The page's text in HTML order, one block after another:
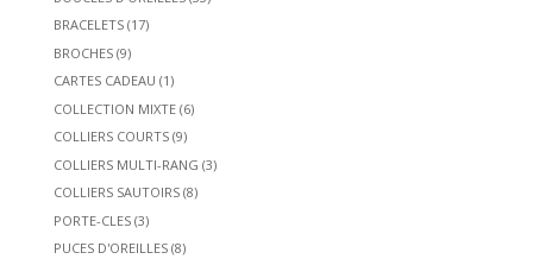
BRACELETS (17)
BROCHES (9)
CARTES CADEAU (1)
COLLECTION MIXTE (6)
COLLIERS COURTS (9)
COLLIERS MULTI-RANG (3)
COLLIERS SAUTOIRS (8)
PORTE-CLES (3)
PUCES D'OREILLES (8)